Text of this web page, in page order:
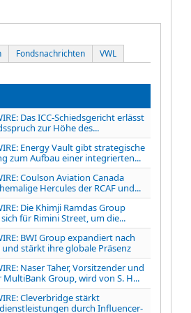
Fondsnachrichten VWL
Das ICC-Schiedsgericht erlässt
zur Höhe des...
Energy Vault gibt strategische
zum Aufbau einer integrierten...
Coulson Aviation Canada
Hercules der RCAF und...
Die Khimji Ramdas Group
für Rimini Street, um die...
BWI Group expandiert nach
stärkt ihre globale Präsenz
Naser Taher, Vorsitzender und
Group, wird von S. H...
Cleverbridge stärkt
durch Influencer-